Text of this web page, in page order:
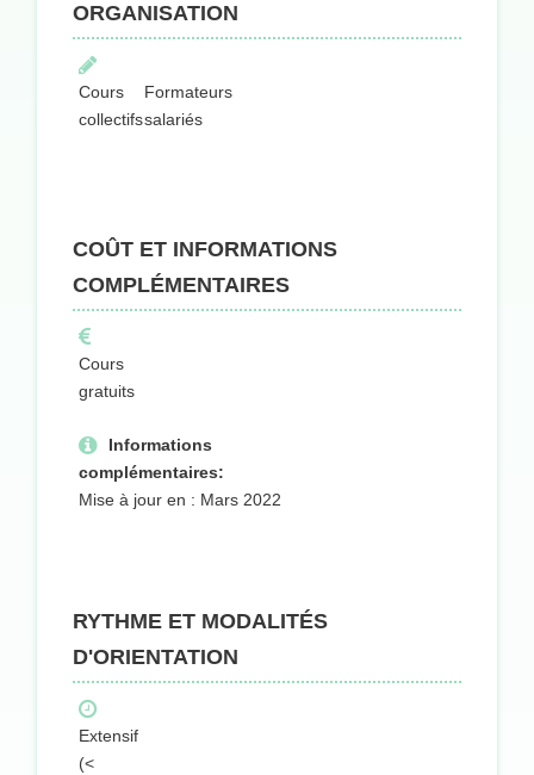
ORGANISATION
Cours
collectifs
Formateurs
salariés
COÛT ET INFORMATIONS
COMPLÉMENTAIRES
Cours
gratuits
Informations
complémentaires:
Mise à jour en : Mars 2022
RYTHME ET MODALITÉS
D'ORIENTATION
Extensif
(<